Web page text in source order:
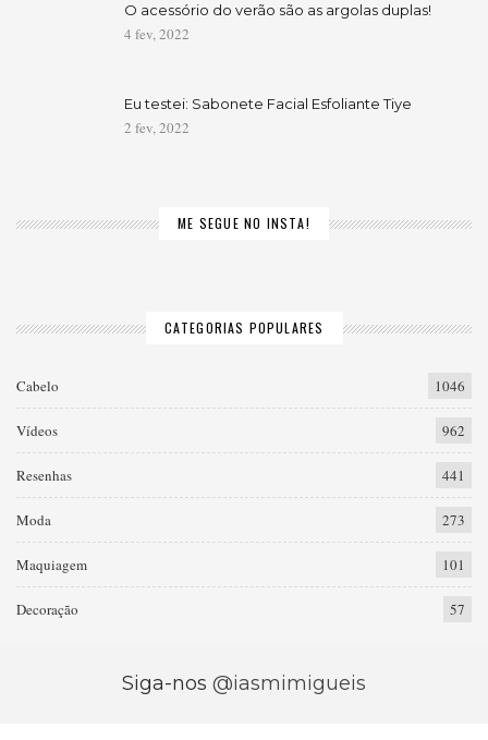
O acessório do verão são as argolas duplas!
4 fev, 2022
Eu testei: Sabonete Facial Esfoliante Tiye
2 fev, 2022
ME SEGUE NO INSTA!
CATEGORIAS POPULARES
Cabelo 1046
Vídeos 962
Resenhas 441
Moda 273
Maquiagem 101
Decoração 57
Siga-nos @iasmimigueis